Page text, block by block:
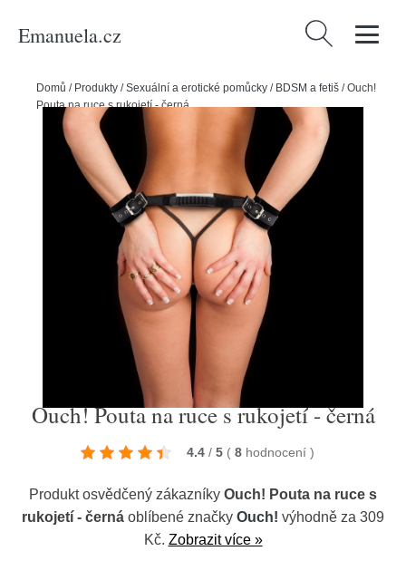
Emanuela.cz Vyhledávání
Domů / Produkty /Sexuální a erotické pomůcky / BDSM a fetiš /Ouch!
Pouta na ruce s rukojetí - černá
Ouch! Pouta na ruce s rukojetí - černá
4.4 / 5 ( 8 hodnocení )
Produkt osvědčený zákazníky Ouch! Pouta na ruce s
rukojetí - černá oblíbené značky Ouch! výhodně za 309
Kč. Zobrazit více »